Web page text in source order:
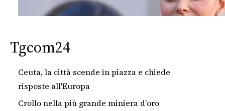
Tgcom24
Ceuta, la città scende in piazza e chiede
risposte all'Europa
Crollo nella più grande miniera d'oro